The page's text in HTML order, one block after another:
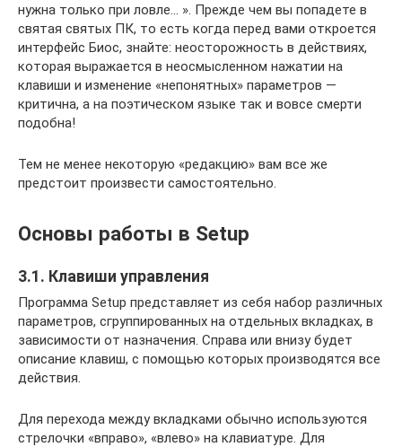
нужна только при ловле… ». Прежде чем вы попадете в
святая святых ПК, то есть когда перед вами откроется
интерфейс Биос, знайте: неосторожность в действиях,
которая выражается в неосмысленном нажатии на
клавиши и изменение «непонятных» параметров —
критична, а на поэтическом языке так и вовсе смерти
подобна!
Тем не менее некоторую «редакцию» вам все же
предстоит произвести самостоятельно.
Основы работы в Setup
3.1. Клавиши управления
Программа Setup представляет из себя набор различных
параметров, сгруппированных на отдельных вкладках, в
зависимости от назначения. Справа или внизу будет
описание клавиш, с помощью которых производятся все
действия.
Для перехода между вкладками обычно используются
стрелочки «вправо», «влево» на клавиатуре. Для